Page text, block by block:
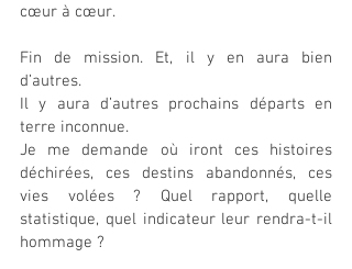
cœur à cœur.
Fin de mission. Et, il y en aura bien
d’autres.
Il y aura d’autres prochains départs en
terre inconnue.
Je me demande où iront ces histoires
déchirées, ces destins abandonnés, ces
vies volées ? Quel rapport, quelle
statistique, quel indicateur leur rendra-t-il
hommage ?